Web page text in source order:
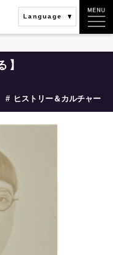
Language
】
ヒストリー＆カルチャー